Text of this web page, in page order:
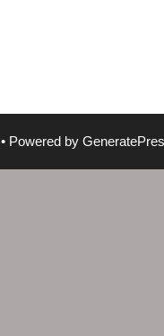
• Powered by